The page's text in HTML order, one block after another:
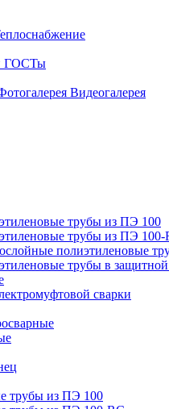
ГОСТы
Видеогалерея
трубы из ПЭ 100
трубы из ПЭ 100-
полиэтиленовые
трубы в защитной
сварки
трубы из ПЭ 100